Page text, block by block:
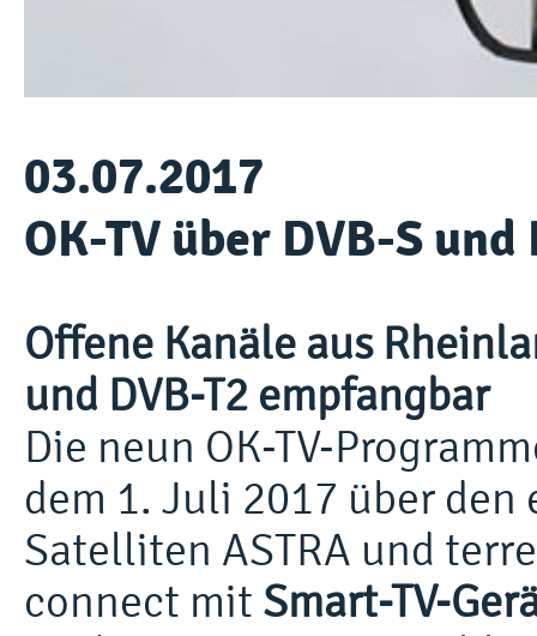
03.07.2017
OK-TV über DVB-S
Offene Kanäle aus
und DVB-T2 empfangbar
Die neun OK-TV-
dem 1. Juli 2017 über
Satelliten ASTRA und
connect mit Smart-TV-